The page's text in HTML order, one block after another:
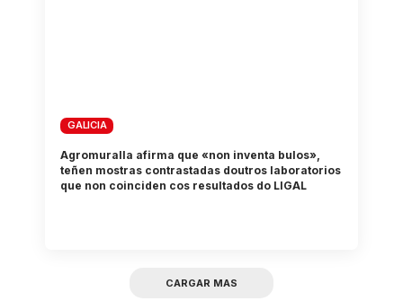
GALICIA
Agromuralla afirma que «non inventa bulos»,
teñen mostras contrastadas doutros laboratorios
que non coinciden cos resultados do LIGAL
CARGAR MAS